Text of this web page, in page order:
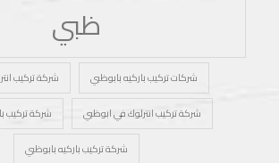
ظبي
شركات تركيب باركيه بابوظبي
شركة تركيب
شركة تركيب انترلوك في ابوظبي
شركة تركيب
شركة تركيب باركيه بابوظبي